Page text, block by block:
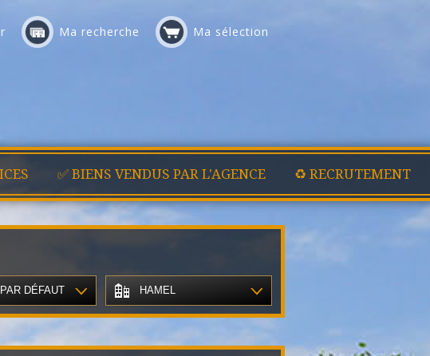
Ma recherche Ma sélection
✅ BIENS VENDUS PAR L'AGENCE ♻️ RECRUTEMENT
DÉFAUT HAMEL